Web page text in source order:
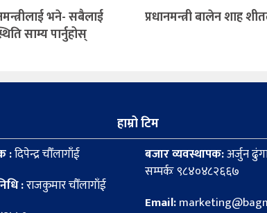
भने- सबैलाई
साम्य पार्नुहोस्
प्रधानमन्त्री बालेन शाह
हाम्रो टिम
:दिपेन्द्र चौँलागाँई
:राजकुमार चौँलागाँई
बजार व्यवस्थापक:अर्जुन
सम्पर्कः ९८४०४८२६६७
Email: